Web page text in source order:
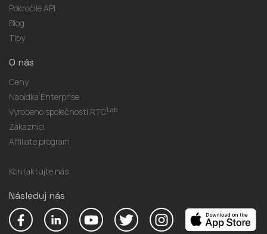
Pokročilé API
Blog
Tipy
O nás
Ceny
Nabídka Enterprise
Vyrobeno společností RTCLab
Zákazníci
Affiliate program
Kontaktujte nás
Následuj nás